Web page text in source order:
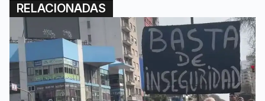
RELACIONADAS